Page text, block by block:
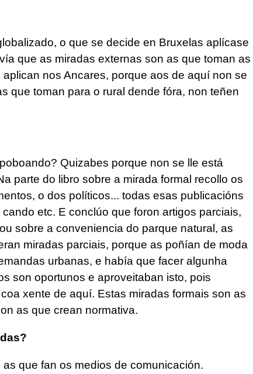
o que se decide en Bruxelas aplícase
que as miradas externas son as que toman as
nos Ancares, porque aos de aquí non se
que toman para o rural dende fóra, non teñen
Quizabes porque non se lle está
parte do libro sobre a mirada formal recollo os
o dos políticos... todas esas publicacións
etc. E conclúo que foron artigos parciais,
sobre a conveniencia do parque natural, as
miradas parciais, porque as poñían de moda
urbanas, e había que facer algunha
son oportunos e aproveitaban isto, pois
xente de aquí. Estas miradas formais son as
as que crean normativa.
que fan os medios de comunicación.